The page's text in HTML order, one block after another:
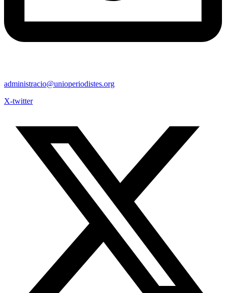
administracio@unioperiodistes.org
X-twitter